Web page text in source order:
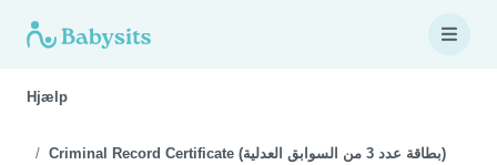
Hjælp
Criminal Record Certificate (بطاقة عدد 3 من السوابق العدلية)